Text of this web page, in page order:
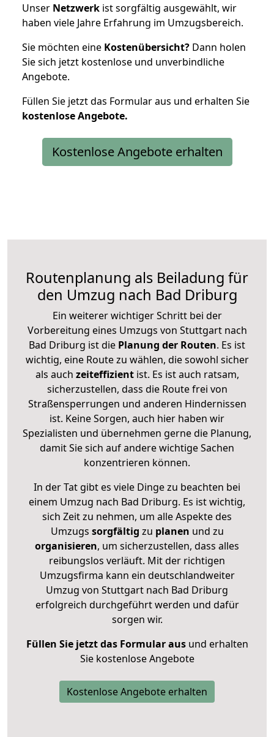
Unser Netzwerk ist sorgfältig ausgewählt, wir
haben viele Jahre Erfahrung im Umzugsbereich.
Sie möchten eine Kostenübersicht? Dann holen
Sie sich jetzt kostenlose und unverbindliche
Angebote.
Füllen Sie jetzt das Formular aus und erhalten Sie
kostenloseAngebote.
Kostenlose Angebote erhalten
Routenplanung als Beiladung für
den Umzug nach Bad Driburg
Ein weiterer wichtiger Schritt bei der
Vorbereitung eines Umzugs von Stuttgart nach
Bad Driburg ist die Planung der Routen. Es ist
wichtig, eine Route zu wählen, die sowohl sicher
als auch zeiteffizientist. Es ist auch ratsam,
sicherzustellen, dass die Route frei von
Straßensperrungen und anderen Hindernissen
ist. Keine Sorgen, auch hier haben wir
Spezialisten und übernehmen gerne die Planung,
damit Sie sich auf andere wichtige Sachen
konzentrieren können.
In der Tat gibt es viele Dinge zu beachten bei
einem Umzug nach Bad Driburg. Es ist wichtig,
sich Zeit zu nehmen, um alle Aspekte des
Umzugs sorgfältig zu planen und zu
organisieren, um sicherzustellen, dass alles
reibungslos verläuft. Mit der richtigen
Umzugsfirma kann ein deutschlandweiter
Umzug von Stuttgart nach Bad Driburg
erfolgreich durchgeführt werden und dafür
sorgen wir.
Füllen Sie jetzt das Formular ausund erhalten
Sie kostenlose Angebote
Kostenlose Angebote erhalten